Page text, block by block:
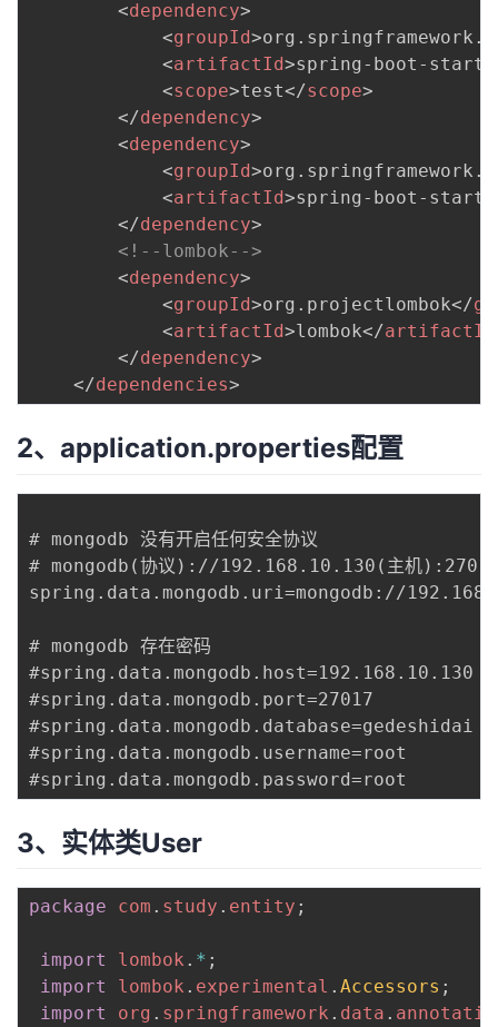
<dependency>
<groupId>
<artifactId>spring-boot-
<scope>test</scope>
</dependency>
<dependency>
<groupId>
<artifactId>spring-boot-
</dependency>
<!--lombok-->
<dependency>
<groupId>org.projectlombok</
<artifactId>lombok</artifactId
</dependency>
</dependencies>
2、application.properties配置
# mongodb 没有开启任何安全协议
# mongodb(协议)://192.168.10.130(主机
spring.data.mongodb.uri=mongodb://
# mongodb 存在密码
#spring.data.mongodb.host=192.168.10.130
#spring.data.mongodb.port=27017
#spring.data.mongodb.database=gedeshidai
#spring.data.mongodb.username=root
3、实体类User
package com . study . entity ;
import
lombok . * ;
import
lombok . experimental . Accessors ;
import
org . springframework . data .